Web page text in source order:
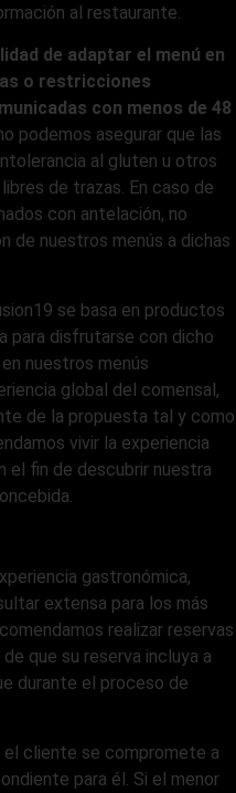
al restaurante.
de adaptar el menú en
o restricciones
con menos de 48
podemos asegurar que las
al gluten u otros
de trazas. En caso de
con antelación, no
de nuestros menús a dichas
se basa en productos
para disfrutarse con dicho
nuestros menús
global del comensal,
de la propuesta tal y como
vivir la experiencia
el fin de descubrir nuestra
gastronómica,
extensa para los más
realizar reservas
que su reserva incluya a
durante el proceso de
el cliente se compromete a
para él. Si el menor